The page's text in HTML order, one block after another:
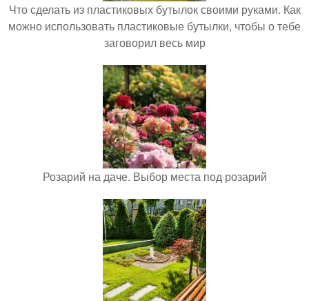
Что сделать из пластиковых бутылок своими руками. Как
можно использовать пластиковые бутылки, чтобы о тебе
заговорил весь мир
Розарий на даче. Выбор места под розарий